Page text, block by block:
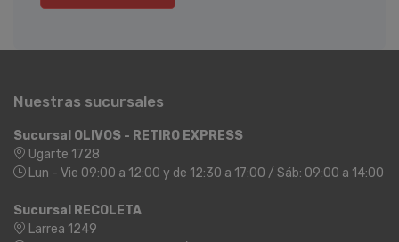
Nuestras sucursales
Sucursal OLIVOS - RETIRO EXPRESS
Ugarte 1728
Lun - Vie 09:00 a 12:00 y de 12:30 a 17:00 / Sáb: 09:00 a 14:00
Sucursal RECOLETA
Larrea 1249